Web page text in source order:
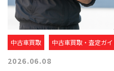
中古車買取 中古車買取・査定ガイ
2026.06.08